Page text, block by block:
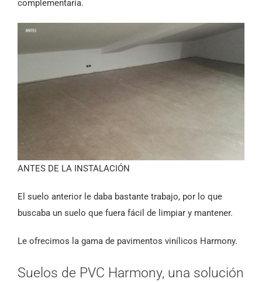
complementaria.
ANTES DE LA INSTALACIÓN
El suelo anterior le daba bastante trabajo, por lo que
buscaba un suelo que fuera fácil de limpiar y mantener.
Le ofrecimos la gama de pavimentos vinílicos Harmony.
Suelos de PVC Harmony, una solución